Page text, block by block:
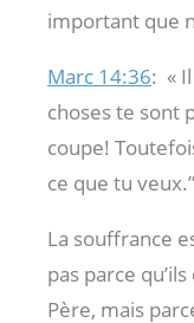
important que
Marc 14:36: «
choses te sont
coupe!
ce que tu veux.”
La souffrance
pas parce
Père, mais